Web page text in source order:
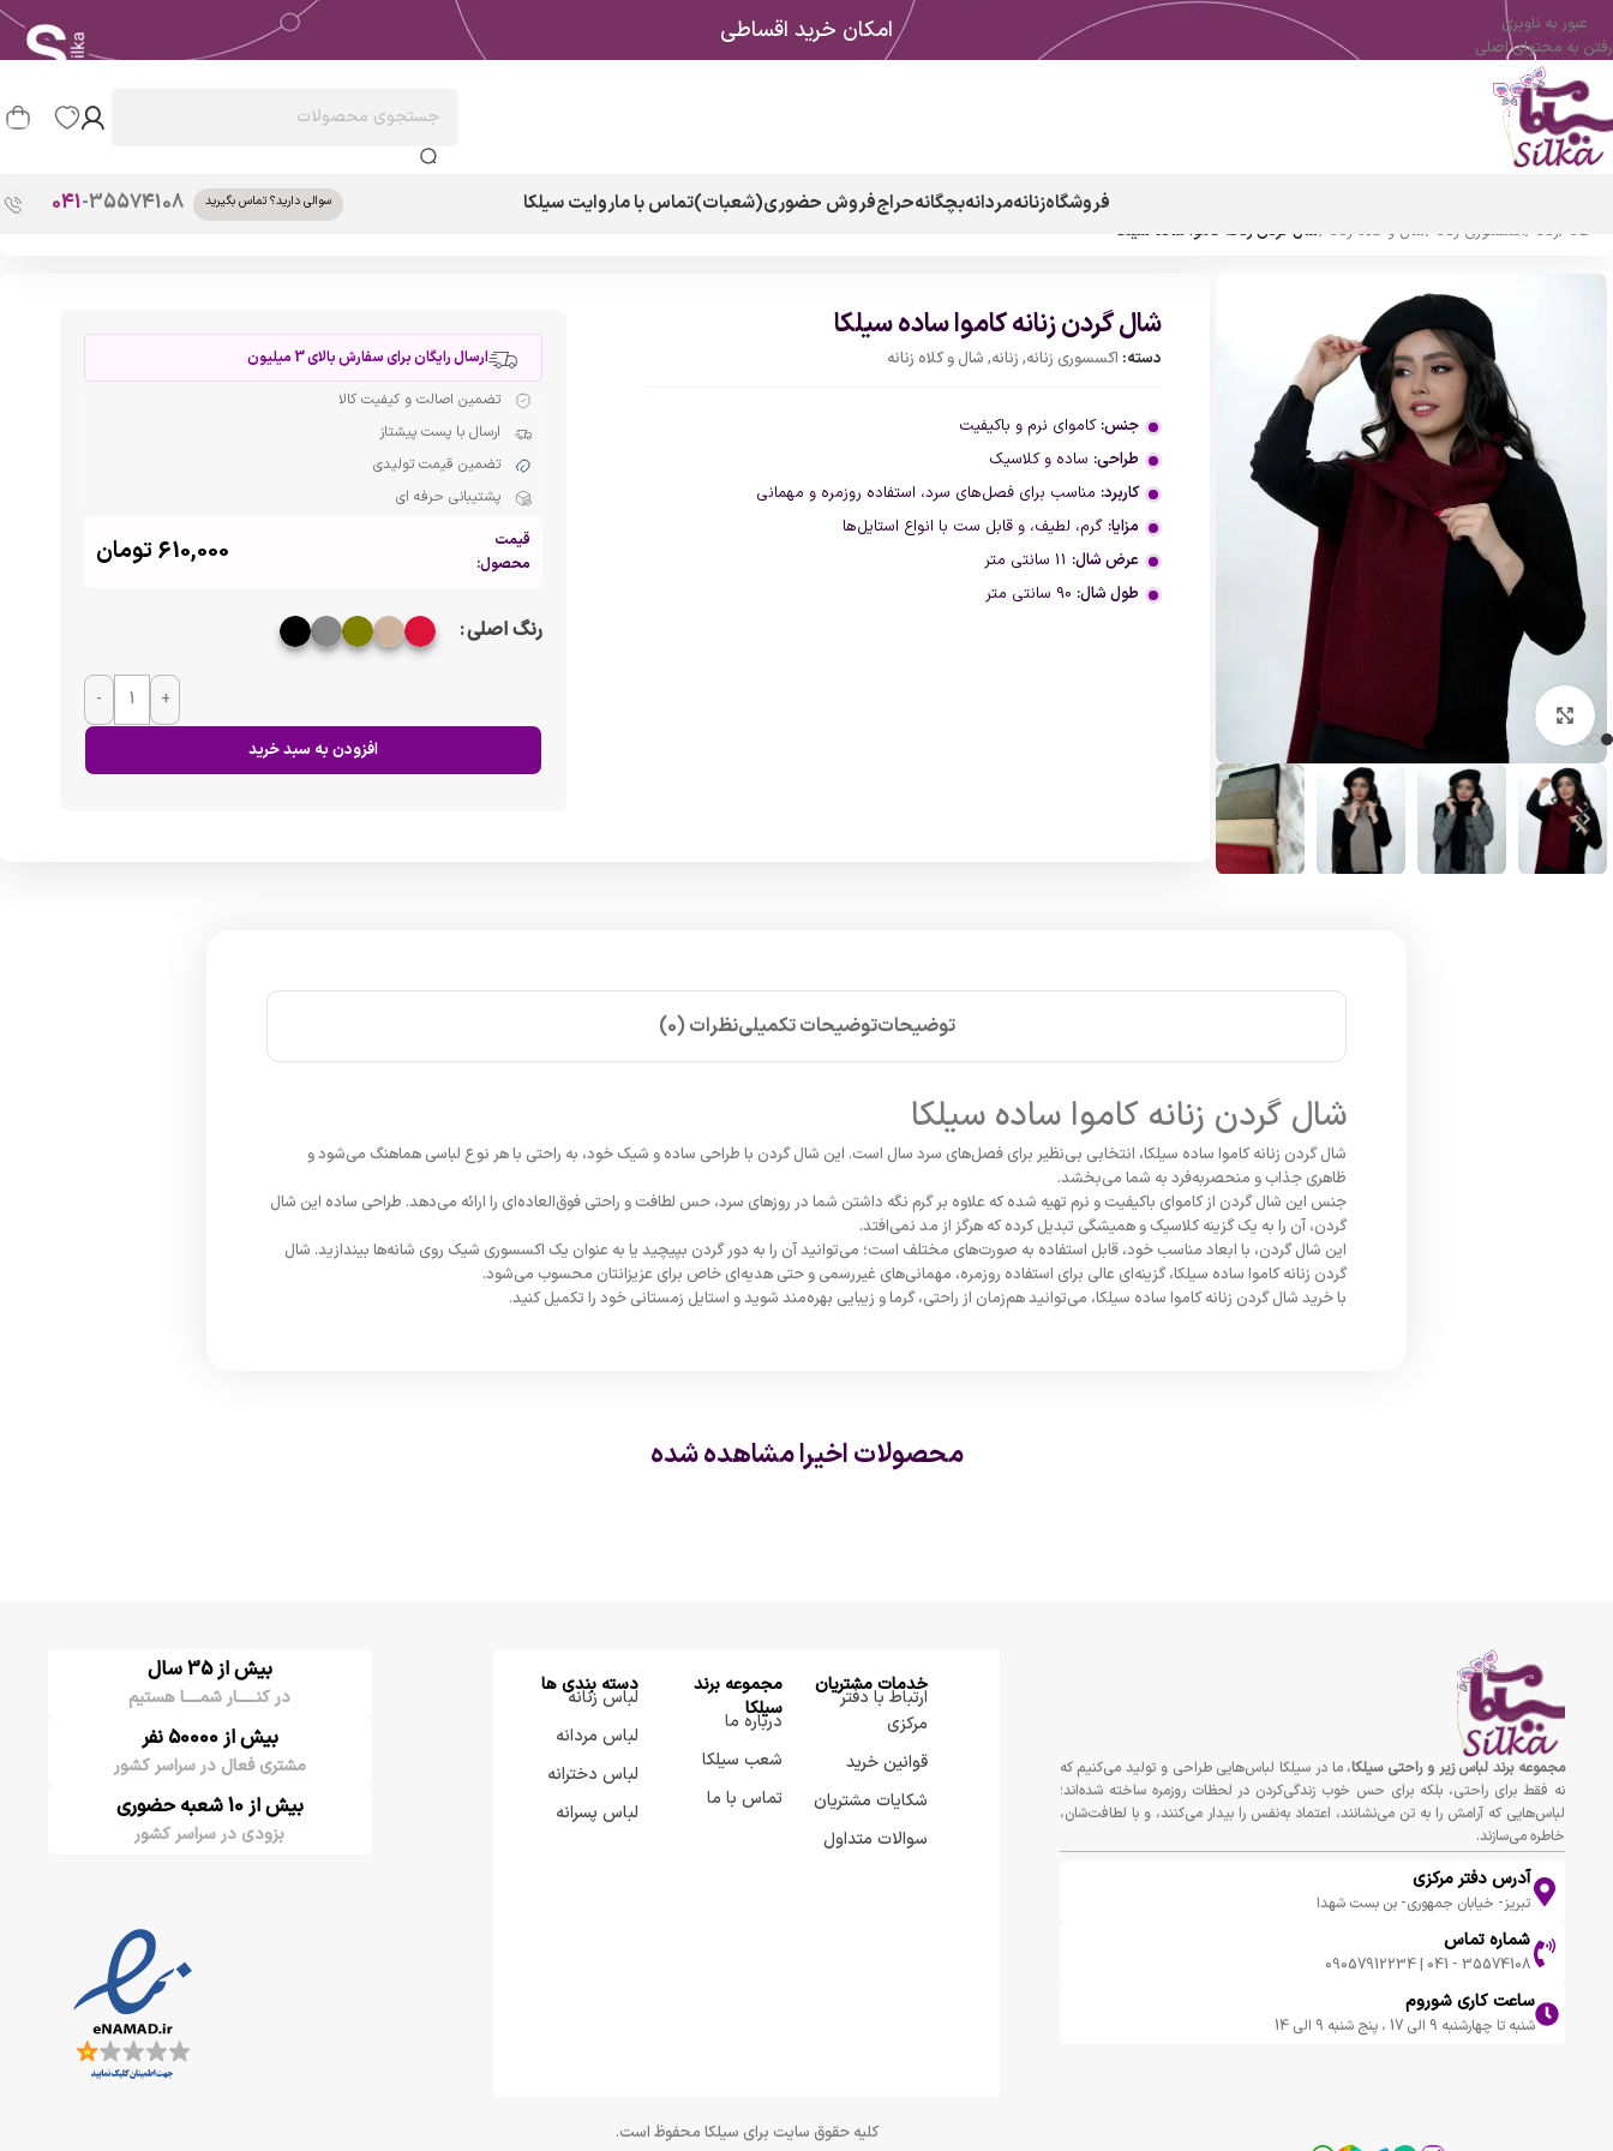
عبور به ناوبری
رفتن به محتوای اصلی
امکان خرید اقساطی
فروشگاهزنانهمردانهبچگانهحراجفروش حضوری(شعبات)تماس با ماروایت سیلکا سوالی دارید؟ تماس بگیرید 041-35574108
خانه /زنانه /اکسسوری زنانه /شال و کلاه زنانه /شال گردن زنانه کاموا ساده سیلکا
بزرگنمایی تصویر
شال گردن زنانه کاموا ساده سیلکا
دسته: اکسسوری زنانه, زنانه, شال و کلاه زنانه
جنس: کاموای نرم و باکیفیت
طراحی: ساده و کلاسیک
کاربرد: مناسب برای فصل‌های سرد، استفاده روزمره و مهمانی
مزایا: گرم، لطیف، و قابل ست با انواع استایل‌ها
عرض شال:
طول شال:
ارسال رایگان برای سفارش بالای 3 میلیون
تضمین اصالت و کیفیت کالا
ارسال با پست پیشتاز
تضمین قیمت تولیدی
پشتیبانی حرفه ای
قیمت
محصول:
610,000تومان
رنگ اصلی
- +
افزودن به سبد خرید
توضیحاتتوضیحات تکمیلینظرات (0)
شال گردن زنانه کاموا ساده سیلکا
شال گردن زنانه کاموا ساده سیلکا، انتخابی بی‌نظیر برای فصل‌های سرد سال است. این شال گردن با طراحی ساده و شیک خود، به راحتی با هر نوع لباسی هماهنگ می‌شود و
ظاهری جذاب و منحصربه‌فرد به شما می‌بخشد.
جنس این شال گردن از کاموای باکیفیت و نرم تهیه شده که علاوه بر گرم نگه داشتن شما در روزهای سرد، حس لطافت و راحتی فوق‌العاده‌ای را ارائه می‌دهد. طراحی ساده این شال
گردن، آن را به یک گزینه کلاسیک و همیشگی تبدیل کرده که هرگز از مد نمی‌افتد.
این شال گردن، با ابعاد مناسب خود، قابل استفاده به صورت‌های مختلف است؛ می‌توانید آن را به دور گردن بپیچید یا به عنوان یک اکسسوری شیک روی شانه‌ها بیندازید. شال
گردن زنانه کاموا ساده سیلکا، گزینه‌ای عالی برای استفاده روزمره، مهمانی‌های غیررسمی و حتی هدیه‌ای خاص برای عزیزانتان محسوب می‌شود.
با خرید شال گردن زنانه کاموا ساده سیلکا، می‌توانید هم‌زمان از راحتی، گرما و زیبایی بهره‌مند شوید و استایل زمستانی خود را تکمیل کنید.
محصولات اخیرا مشاهده شده
مجموعه برند لباس زير و راحتى سيلكا، ما در سیلکا لباس‌هایی طراحی و تولید می‌کنیم که
نه فقط برای راحتی، بلکه برای حس خوب زندگی‌کردن در لحظات روزمره ساخته شده‌اند؛
لباس‌هایی که آرامش را به تن می‌نشانند، اعتماد به‌نفس را بیدار می‌کنند، و با لطافت‌شان،
خاطره می‌سازند.
آدرس دفتر مرکزی
تبریز- خیابان جمهوری- بن بست شهدا
شماره تماس
35574108 - 041 | 09057912234
ساعت کاری شوروم
شنبه تا چهارشنبه 9 الی 17 ، پنج شنبه 9 الی 14
خدمات مشتریان
ارتباط با دفتر
مرکزی
قوانین خرید
شکایات مشتریان
سوالات متداول
مجموعه برند
سيلكا
درباره ما
شعب سیلکا
تماس با ما
دسته بندی ها
لباس زنانه
لباس مردانه
لباس دخترانه
لباس پسرانه
بیش از 35 سال
در کنـــــار شمــــا هستیم
بیش از 50000 نفر
مشتری فعال در سراسر کشور
بیش از 10 شعبه حضوری
بزودی در سراسر کشور
کلیه حقوق سایت برای سیلکا محفوظ است.